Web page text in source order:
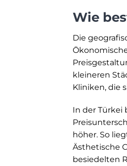
Wie
Die
kleineren
Kliniken, die
In der Türkei
höher. So
Ästhetische
besiedelten